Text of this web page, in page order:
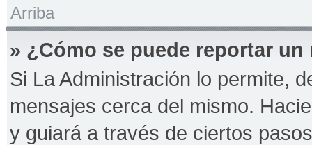
Arriba
» ¿Cómo se puede reportar
Si La Administración lo permite,
mensajes cerca del mismo.
y guiará a través de ciertos